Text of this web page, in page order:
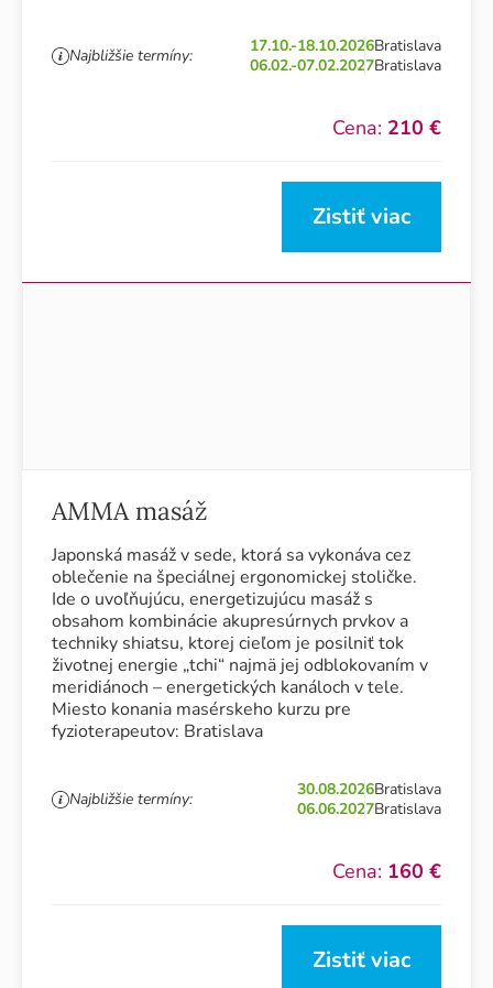
Najbližšie termíny: 17.10.-18.10.2026Bratislava
06.02.-07.02.2027Bratislava
Cena: 210 €
Zistiť viac
AMMA masáž
Japonská masáž v sede, ktorá sa vykonáva cez
oblečenie na špeciálnej ergonomickej stoličke.
Ide o uvoľňujúcu, energetizujúcu masáž s
obsahom kombinácie akupresúrnych prvkov a
techniky shiatsu, ktorej cieľom je posilniť tok
životnej energie „tchi“ najmä jej odblokovaním v
meridiánoch – energetických kanáloch v tele.
Miesto konania masérskeho kurzu pre
fyzioterapeutov: Bratislava
Najbližšie termíny: 30.08.2026Bratislava
06.06.2027Bratislava
Cena: 160 €
Zistiť viac